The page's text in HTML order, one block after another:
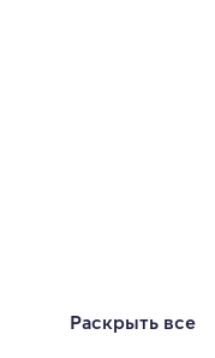
Раскрыть все